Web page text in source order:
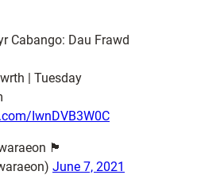
Cabango: Dau Frawd
| Tuesday
IwnDVB3W0C
🏴󠁧󠁢󠁷󠁬󠁳󠁿
June 7, 2021